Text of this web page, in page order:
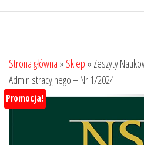
Strona główna » Sklep » Zeszyty
Administracyjnego – Nr 1/2024
Promocja!